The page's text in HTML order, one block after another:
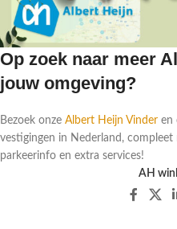
Op zoek naar meer
jouw omgeving?
Bezoek onze Albert Heijn Vinder en
vestigingen in Nederland,
parkeerinfo en extra services!
AH